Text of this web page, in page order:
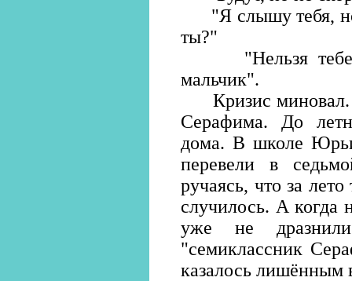
"Я слышу тебя, но
ты?"
"Нельзя тебе
мальчик".
Кризис миновал.
Серафима. До
дома. В школе
перевели в
ручаясь, что за
случилось. А когда
уже не
"семиклассник
казалось лишённым